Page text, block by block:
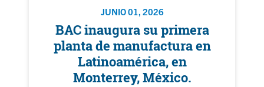
JUNIO 01, 2026
BAC inaugura su primera
planta de manufactura en
Latinoamérica, en
Monterrey, México.